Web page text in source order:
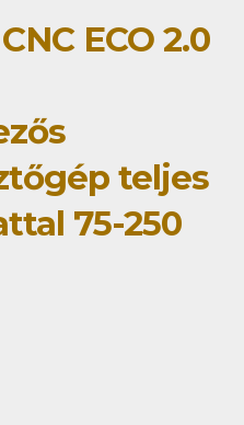
ECO 2.0
teljes
75-250